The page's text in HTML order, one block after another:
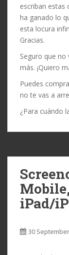
escriban estas
ha ganado lo
esta locura
Gracias.
Seguro que no
más. ¡Quiero
Puedes
no te vas a
¿Para cuándo
iPad/
30